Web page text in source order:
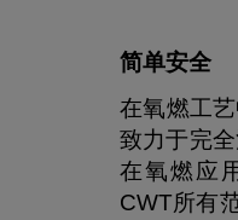
简单安全
在氧燃工
致力于完
在氧燃应
CWT所有